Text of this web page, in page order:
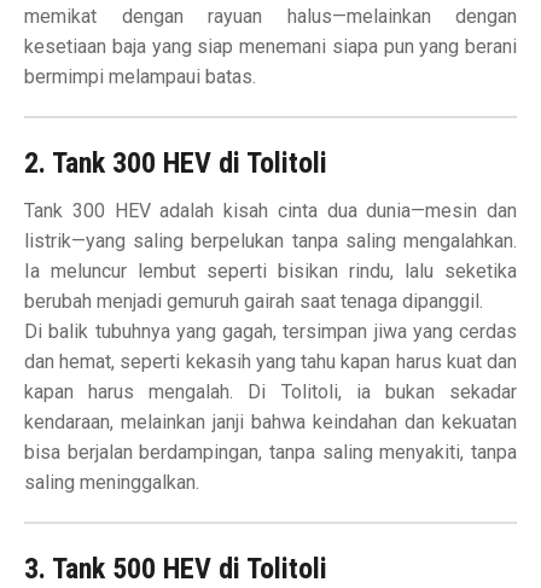
memikat dengan rayuan halus—melainkan dengan
kesetiaan baja yang siap menemani siapa pun yang berani
bermimpi melampaui batas.
2. Tank 300 HEV di Tolitoli
Tank 300 HEV adalah kisah cinta dua dunia—mesin dan
listrik—yang saling berpelukan tanpa saling mengalahkan.
Ia meluncur lembut seperti bisikan rindu, lalu seketika
berubah menjadi gemuruh gairah saat tenaga dipanggil.
Di balik tubuhnya yang gagah, tersimpan jiwa yang cerdas
dan hemat, seperti kekasih yang tahu kapan harus kuat dan
kapan harus mengalah. Di Tolitoli, ia bukan sekadar
kendaraan, melainkan janji bahwa keindahan dan kekuatan
bisa berjalan berdampingan, tanpa saling menyakiti, tanpa
saling meninggalkan.
3. Tank 500 HEV di Tolitoli